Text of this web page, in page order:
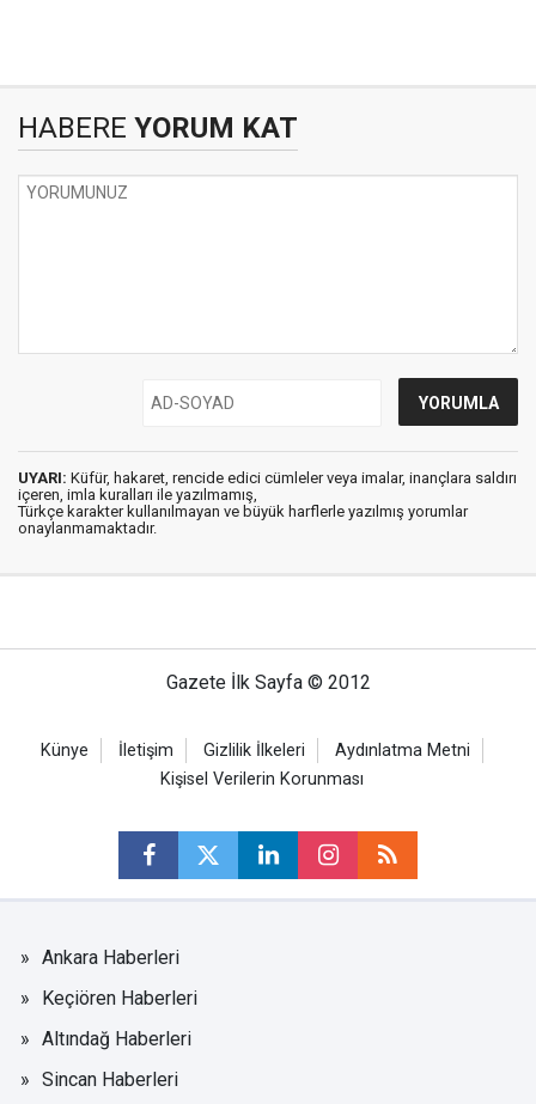
HABERE YORUM KAT
UYARI: Küfür, hakaret, rencide edici cümleler veya imalar, inançlara saldırı
içeren, imla kuralları ile yazılmamış,
Türkçe karakter kullanılmayan ve büyük harflerle yazılmış yorumlar
onaylanmamaktadır.
Gazete İlk Sayfa © 2012
Künye İletişim Gizlilik İlkeleri
Aydınlatma Metni
Kişisel Verilerin Korunması
Ankara Haberleri
Keçiören Haberleri
Altındağ Haberleri
Sincan Haberleri